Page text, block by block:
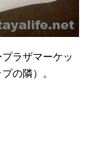
ラザマーケッ
の隣）。